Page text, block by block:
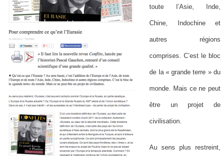
toute l’Asie, Inde,
Chine, Indochine et
autres régions
comprises. C’est le bloc
de la « grande terre » du
monde. Mais ce ne peut
être un projet de
civilisation.
Au sens plus restreint,